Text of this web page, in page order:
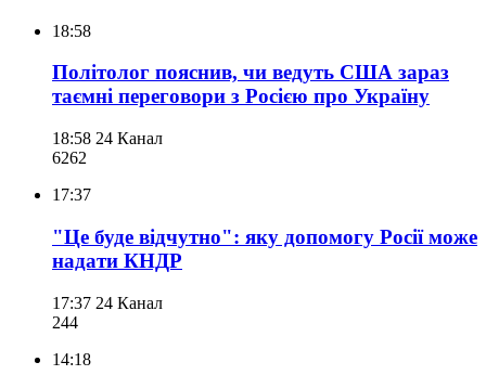
18:58
Політолог пояснив, чи ведуть США зараз
таємні переговори з Росією про Україну
18:58 24 Канал
6262
17:37
"Це буде відчутно": яку допомогу Росії може
надати КНДР
17:37 24 Канал
244
14:18